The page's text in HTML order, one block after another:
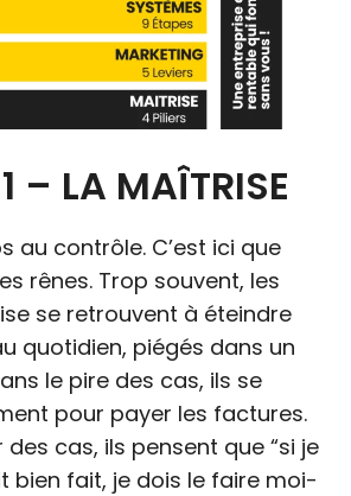
– LA MAÎTRISE
au contrôle. C’est ici que
rênes. Trop souvent, les
se retrouvent à éteindre
quotidien, piégés dans un
le pire des cas, ils se
pour payer les factures.
des cas, ils pensent que “si je
bien fait, je dois le faire moi-